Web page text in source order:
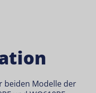
beiden Modelle der